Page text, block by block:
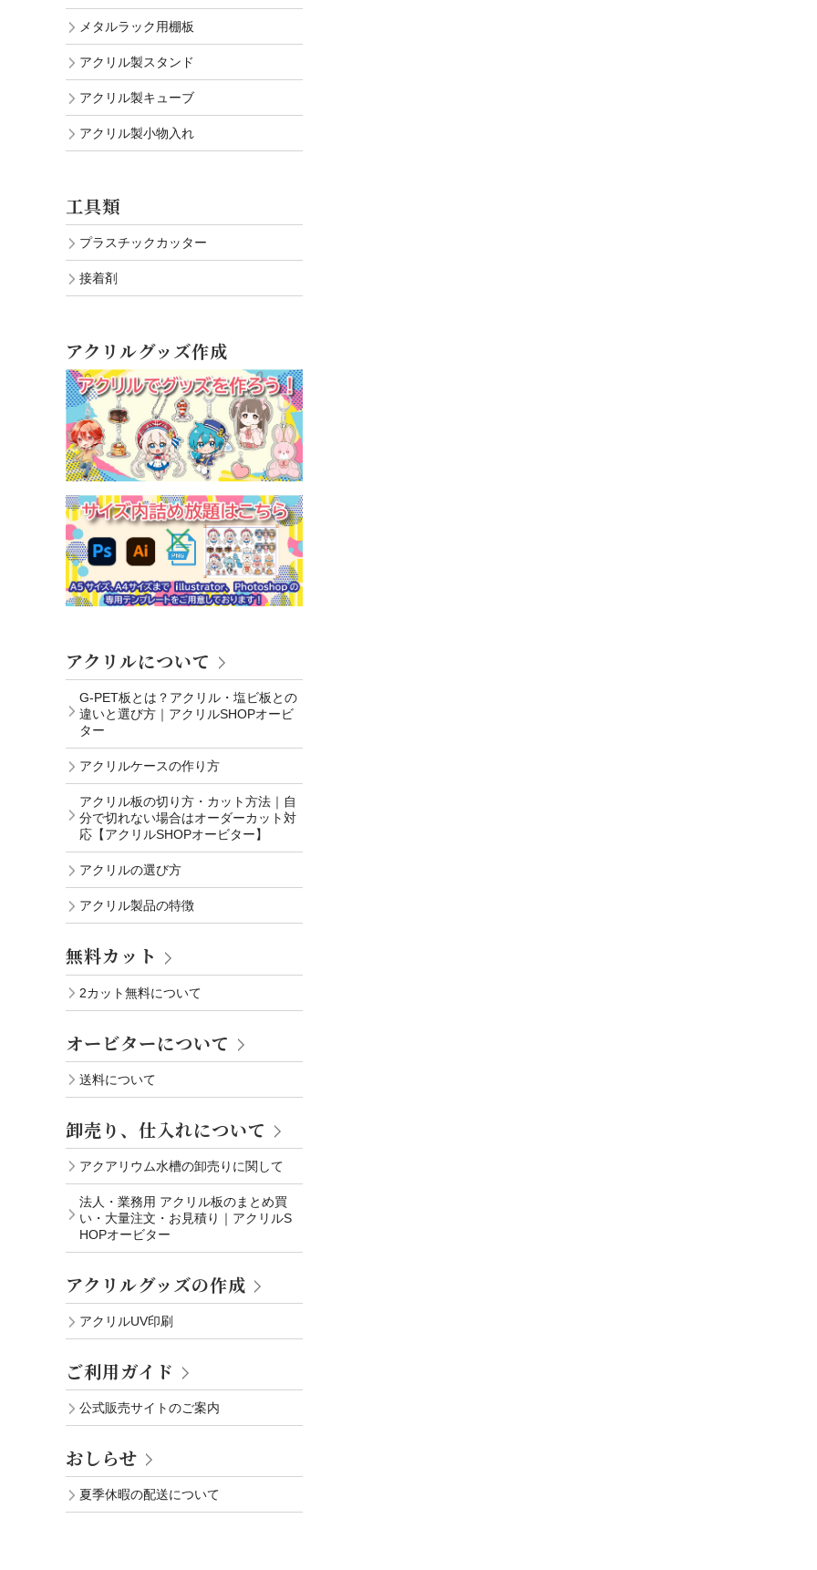
メタルラック用棚板
アクリル製スタンド
アクリル製キューブ
アクリル製小物入れ
工具類
プラスチックカッター
接着剤
アクリルグッズ作成
アクリルについて
G-PET板とは？アクリル・塩ビ板との
違いと選び方｜アクリルSHOPオービ
ター
アクリルケースの作り方
アクリル板の切り方・カット方法｜自
分で切れない場合はオーダーカット対
応【アクリルSHOPオービター】
アクリルの選び方
アクリル製品の特徴
無料カット
2カット無料について
オービターについて
送料について
卸売り、仕入れについて
アクアリウム水槽の卸売りに関して
法人・業務用 アクリル板のまとめ買
い・大量注文・お見積り｜アクリルS
HOPオービター
アクリルグッズの作成
アクリルUV印刷
ご利用ガイド
公式販売サイトのご案内
おしらせ
夏季休暇の配送について